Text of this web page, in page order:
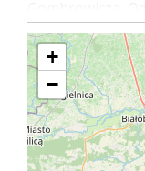
Warszawie.
Źródło: Libicki
na Mazowszu,
internet:
http://
+
−